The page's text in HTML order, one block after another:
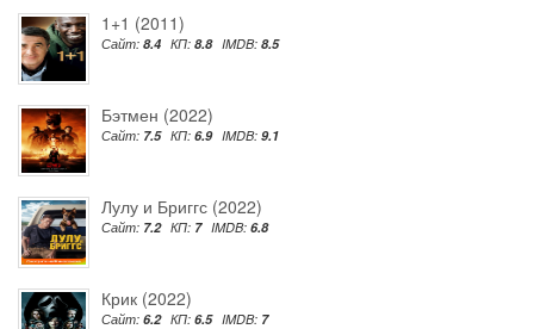
1+1 (2011)
Сайт: 8.4 КП: 8.8 IMDB: 8.5
Бэтмен (2022)
Сайт: 7.5 КП: 6.9 IMDB: 9.1
Лулу и Бриггс (2022)
Сайт: 7.2 КП: 7 IMDB: 6.8
Крик (2022)
Сайт: 6.2 КП: 6.5 IMDB: 7